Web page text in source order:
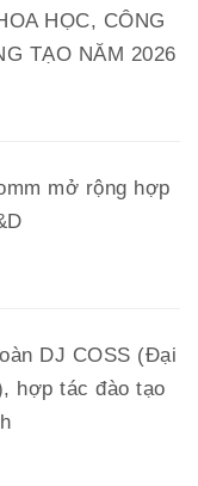
HỌC, CÔNG
TẠO NĂM 2026
mở rộng hợp
DJ COSS (Đại
hợp tác đào tạo